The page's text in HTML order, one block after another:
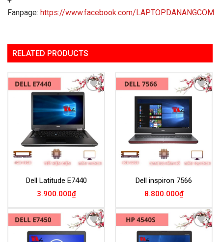
Fanpage: https://www.facebook.com/LAPTOPDANANGCOM
RELATED PRODUCTS
Add to
Wishlist
Dell Latitude E7440
3.900.000₫
Add to
Wishlist
Dell inspiron 7566
8.800.000₫
Add to
Add to